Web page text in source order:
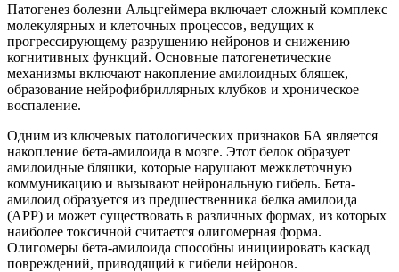
Патогенез болезни Альцгеймера включает сложный комплекс
молекулярных и клеточных процессов, ведущих к
прогрессирующему разрушению нейронов и снижению
когнитивных функций. Основные патогенетические
механизмы включают накопление амилоидных бляшек,
образование нейрофибриллярных клубков и хроническое
воспаление.
Одним из ключевых патологических признаков БА является
накопление бета-амилоида в мозге. Этот белок образует
амилоидные бляшки, которые нарушают межклеточную
коммуникацию и вызывают нейрональную гибель. Бета-
амилоид образуется из предшественника белка амилоида
(APP) и может существовать в различных формах, из которых
наиболее токсичной считается олигомерная форма.
Олигомеры бета-амилоида способны инициировать каскад
повреждений, приводящий к гибели нейронов.